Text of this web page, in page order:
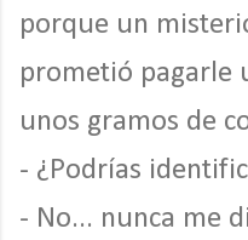
porque un
prometió pagarle
unos gramos de
- ¿Podrías
- No... nunca me